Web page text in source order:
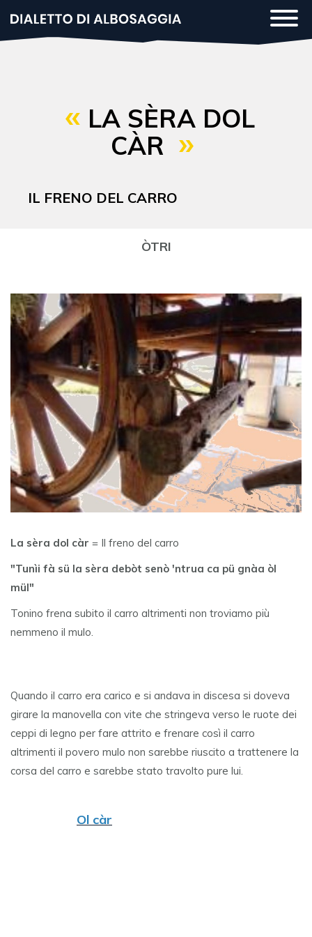
LA SÈRA DOL
CÀR
IL FRENO DEL CARRO
ÒTRI
La sèra dol càr = Il freno del carro
"Tunìi fà sü la sèra debòt senò 'ntrua ca pü gnàa òl
mül"
Tonino frena subito il carro altrimenti non troviamo più
nemmeno il mulo.
Quando il carro era carico e si andava in discesa si doveva
girare la manovella con vite che stringeva verso le ruote dei
ceppi di legno per fare attrito e frenare così il carro
altrimenti il povero mulo non sarebbe riuscito a trattenere la
corsa del carro e sarebbe stato travolto pure lui.
Ol càr